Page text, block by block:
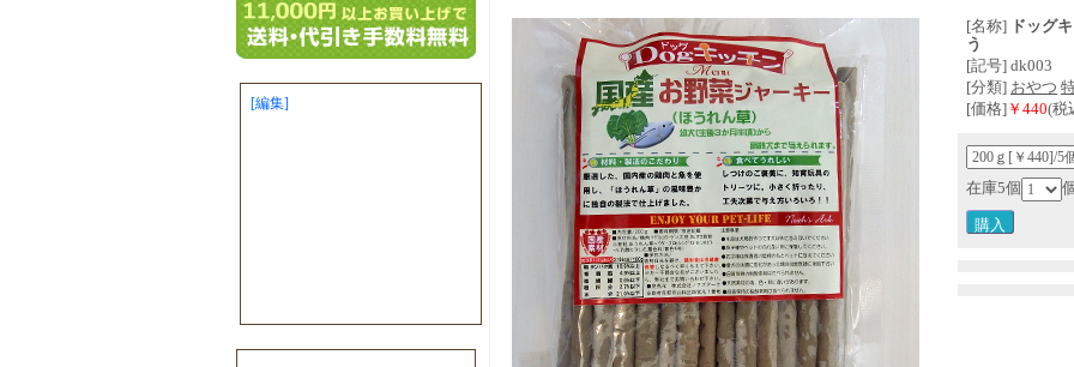
[名称] ドッグ
う
[記号] dk003
[分類] おやつ
[価格] ￥440(税
在庫5個